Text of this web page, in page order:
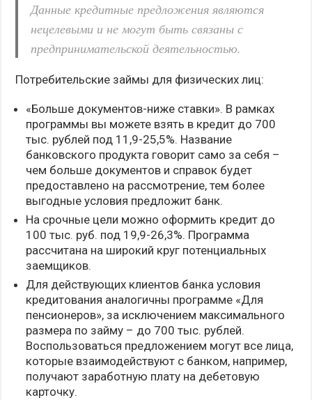
Данные кредитные предложения являются
нецелевыми и не могут быть связаны с
предпринимательской деятельностью.
Потребительские займы для физических лиц:
«Больше документов-ниже ставки». В рамках
программы вы можете взять в кредит до 700
тыс. рублей под 11,9-25,5%. Название
банковского продукта говорит само за себя –
чем больше документов и справок будет
предоставлено на рассмотрение, тем более
выгодные условия предложит банк.
На срочные цели можно оформить кредит до
100 тыс. руб. под 19,9-26,3%. Программа
рассчитана на широкий круг потенциальных
заемщиков.
Для действующих клиентов банка условия
кредитования аналогичны программе «Для
пенсионеров», за исключением максимального
размера по займу – до 700 тыс. рублей.
Воспользоваться предложением могут все лица,
которые взаимодействуют с банком, например,
получают заработную плату на дебетовую
карточку.